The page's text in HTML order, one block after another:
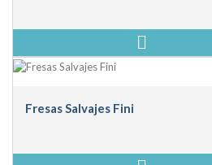
Fresas Salvajes Fini